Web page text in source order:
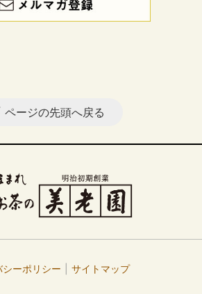
ページの先頭へ戻る
シーポリシー サイトマップ